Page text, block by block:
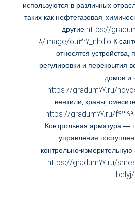
используются в различных
таких как нефтегазовая,
другие https://
8/image/ou3r7_nhdio К
относятся
регулировки и перекрытия
домов и
https://gradum77.ru/
вентили, краны,
https://gradum77.ru/
Контрольная арматура —
управления
контрольно-
https://gradum77.ru/